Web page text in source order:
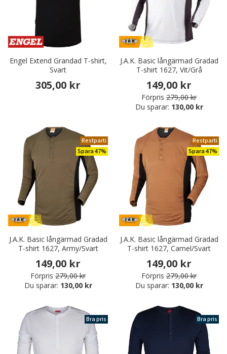
Engel Extend Grandad T-shirt,
Svart
305,00 kr
J.A.K. Basic långärmad Gradad
T-shirt 1627, Vit/Grå
149,00 kr
Förpris 279,00 kr
Du sparar: 130,00 kr
Restparti
Spara 47%
J.A.K. Basic långärmad Gradad
T-shirt 1627, Army/Svart
149,00 kr
Förpris 279,00 kr
Du sparar: 130,00 kr
Restparti
Spara 47%
J.A.K. Basic långärmad Gradad
T-shirt 1627, Camel/Svart
149,00 kr
Förpris 279,00 kr
Du sparar: 130,00 kr
Bra pris Bra pris